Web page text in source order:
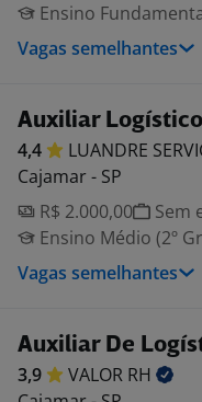
Ensino
Vagas semelhantes
Auxiliar Logístico
4,4 LUANDRE
Cajamar - SP
R$ 2.000,00
Sem
Ensino Médio (2º
Vagas semelhantes
Auxiliar De
3,9 VALOR RH